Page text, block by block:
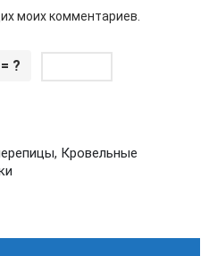
моих комментариев.
?
, Кровельные